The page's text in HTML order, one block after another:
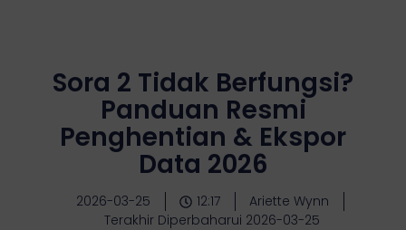
Sora 2 Tidak Berfungsi?
Panduan Resmi
Penghentian & Ekspor
Data 2026
2026-03-25 12:17
Ariette Wynn
Terakhir Diperbaharui 2026-03-25